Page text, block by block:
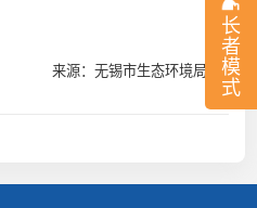
长
者
模
式
来源：无锡市生态环境局